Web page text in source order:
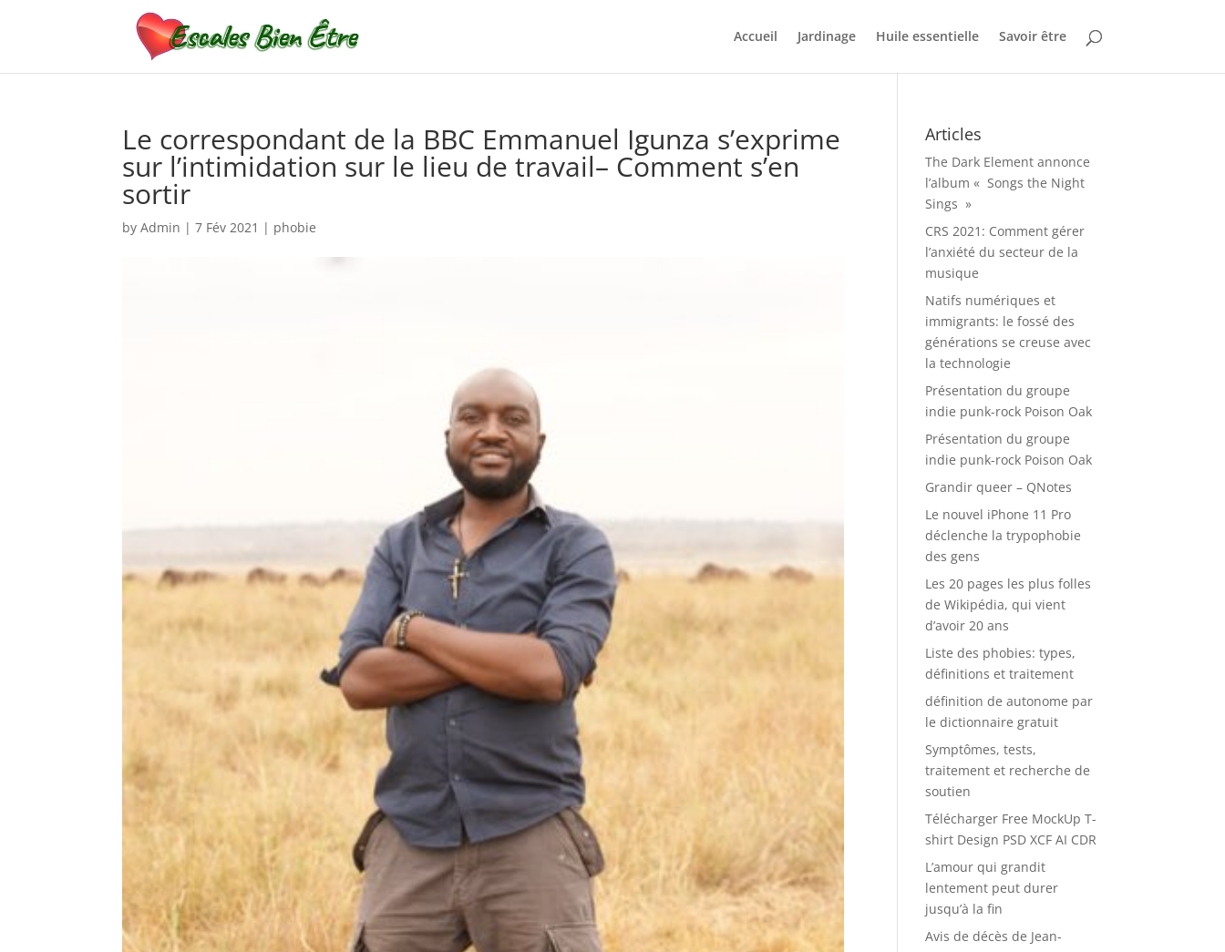
Accueil Jardinage Huile essentielle Savoir être
Le correspondant de la BBC Emmanuel Igunza s’exprime
sur l’intimidation sur le lieu de travail– Comment s’en
sortir
byAdmin |7 Fév 2021 | phobie
Articles
The Dark Element annonce
l’album « Songs the Night
Sings »
CRS 2021: Comment gérer
l’anxiété du secteur de la
musique
Natifs numériques et
immigrants: le fossé des
générations se creuse avec
la technologie
Présentation du groupe
indie punk-rock Poison Oak
Présentation du groupe
indie punk-rock Poison Oak
Grandir queer – QNotes
Le nouvel iPhone 11 Pro
déclenche la trypophobie
des gens
Les 20 pages les plus folles
de Wikipédia, qui vient
d’avoir 20 ans
Liste des phobies: types,
définitions et traitement
définition de autonome par
le dictionnaire gratuit
Symptômes, tests,
traitement et recherche de
soutien
Télécharger Free MockUp T-
shirt Design PSD XCF AI CDR
L’amour qui grandit
lentement peut durer
jusqu’à la fin
Avis de décès de Jean-